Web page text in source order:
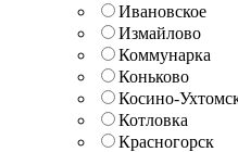
Ивановское
Измайлово
Коммунарка
Коньково
Косино-
Котловка
Красногорск